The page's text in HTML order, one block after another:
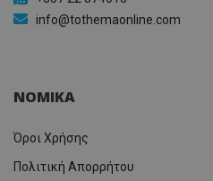
info@tothemaonline.com
ΝΟΜΙΚΑ
Όροι Χρήσης
Πολιτική Απορρήτου